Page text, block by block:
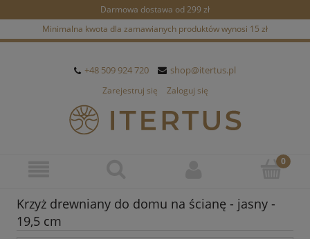
Darmowa dostawa od 299 zł
Minimalna kwota dla zamawianych produktów wynosi 15 zł
+48 509 924 720 shop@itertus.pl
Zarejestruj się Zaloguj się
Krzyż drewniany do domu na ścianę - jasny -
19,5 cm